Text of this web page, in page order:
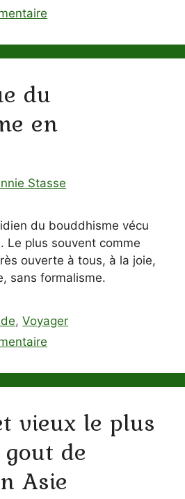
du
en
Stasse
du bouddhisme vécu
Le plus souvent comme
ouverte à tous, à la joie,
sans formalisme.
,Voyager
vieux le plus
de
Asie